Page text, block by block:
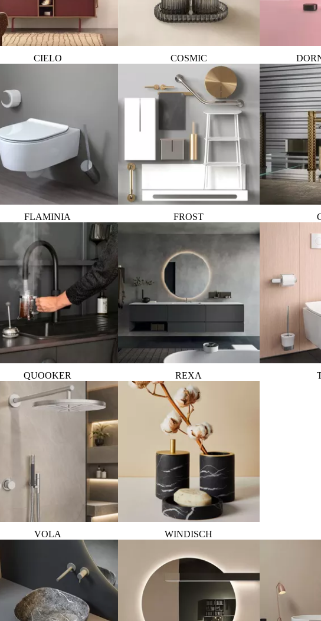
CIELO COSMIC
FLAMINIA FROST
QUOOKER REXA
VOLA WINDISCH